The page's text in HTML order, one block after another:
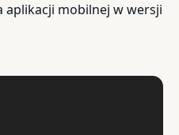
aplikacji mobilnej w wersji